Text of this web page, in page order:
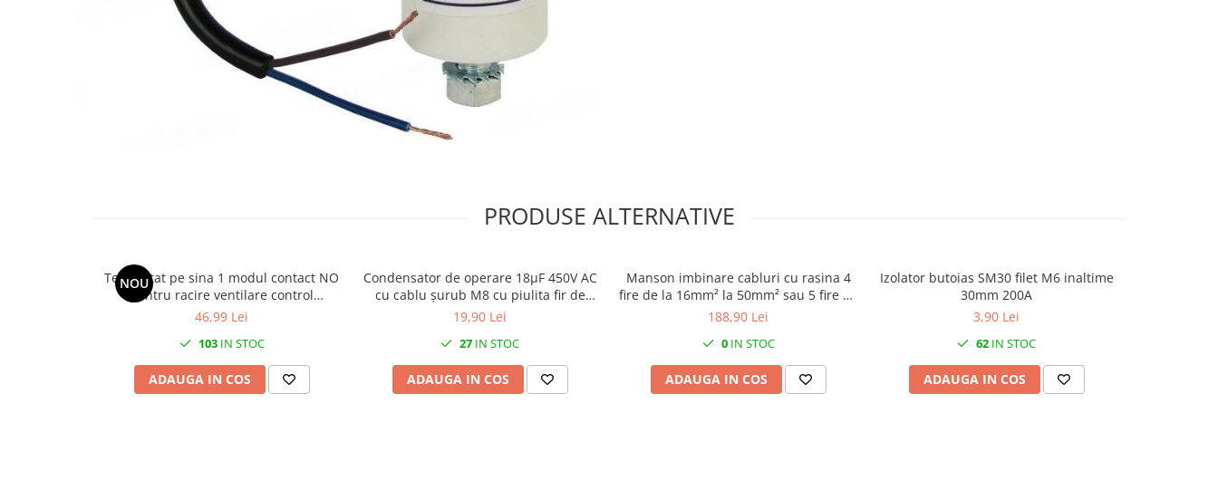
Prelungitoare pe tambur
Prelungitoare industriale
PRODUSE ALTERNATIVE
NOU
Termostat pe sina 1 modul contact NO
pentru racire ventilare control
ventilator -10-+80°C 10(2)A
46,99 Lei
103IN STOC
ADAUGA IN COS
Condensator de operare 18μF 450V AC
cu cablu șurub M8 cu piulita fir de
20cm
19,90 Lei
27 IN STOC
ADAUGA IN COS
Manson imbinare cabluri cu rasina 4
fire de la 16mm²​​​​​​​ la 50mm²​​​​​​​ sau 5 fire de
la 16mm²​​​​​​​ la 35mm²​​​​​​​
188,90 Lei
0IN STOC
ADAUGA IN COS
Izolator butoias SM30 filet M6 inaltime
30mm 200A
3,90 Lei
62 IN STOC
ADAUGA IN COS